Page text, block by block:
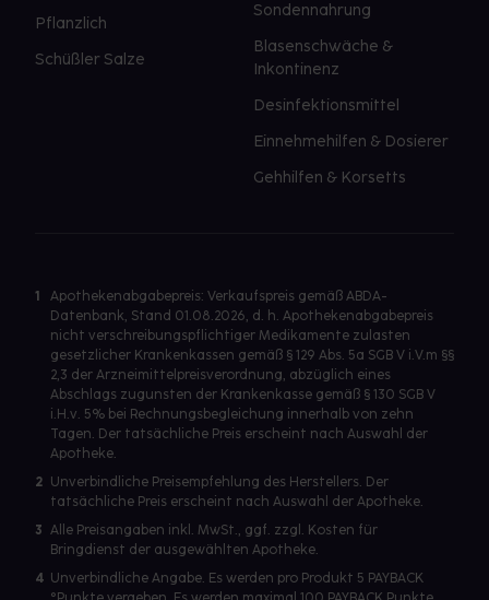
Pflanzlich
Schüßler Salze
Sondennahrung
Blasenschwäche &
Inkontinenz
Desinfektionsmittel
Einnehmehilfen & Dosierer
Gehhilfen & Korsetts
1
Apothekenabgabepreis: Verkaufspreis gemäß ABDA-
Datenbank, Stand 01.08.2026, d. h. Apothekenabgabepreis
nicht verschreibungspflichtiger Medikamente zulasten
gesetzlicher Krankenkassen gemäß § 129 Abs. 5a SGB V i.V.m §§
2,3 der Arzneimittelpreisverordnung, abzüglich eines
Abschlags zugunsten der Krankenkasse gemäß § 130 SGB V
i.H.v. 5% bei Rechnungsbegleichung innerhalb von zehn
Tagen. Der tatsächliche Preis erscheint nach Auswahl der
Apotheke.
2 Unverbindliche Preisempfehlung des Herstellers. Der
tatsächliche Preis erscheint nach Auswahl der Apotheke.
3 Alle Preisangaben inkl. MwSt., ggf. zzgl. Kosten für
Bringdienst der ausgewählten Apotheke.
4 Unverbindliche Angabe. Es werden pro Produkt 5 PAYBACK